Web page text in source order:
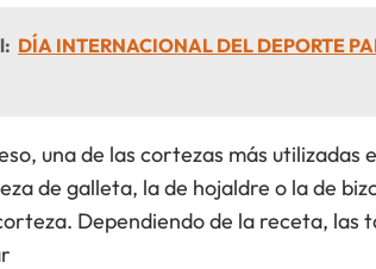
DÍA INTERNACIONAL DEL DEPORTE
una de las cortezas más utilizadas
de galleta, la de hojaldre o la de
Dependiendo de la receta, las